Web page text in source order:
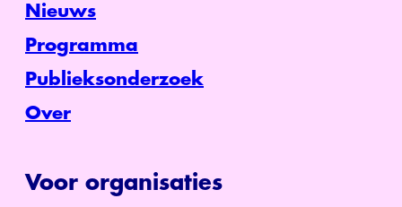
Nieuws
Programma
Publieksonderzoek
Over
Voor organisaties